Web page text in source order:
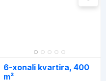
6-xonali kvartira, 400
m²